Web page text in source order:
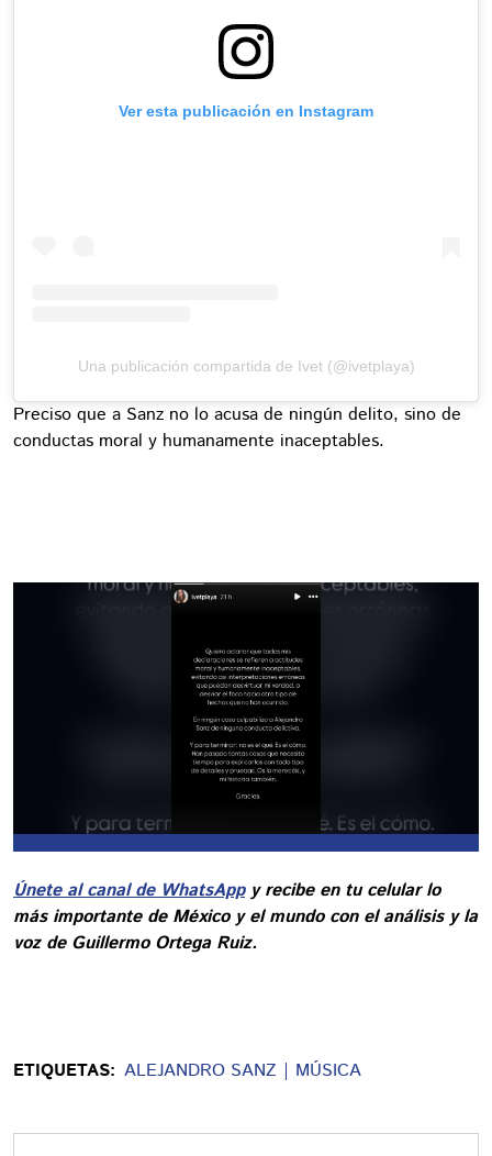
Ver esta publicación en Instagram
Una publicación compartida de Ivet (@ivetplaya)
Preciso que a Sanz no lo acusa de ningún delito, sino de
conductas moral y humanamente inaceptables.
Únete al canal de WhatsAppy recibe en tu celular lo
más importante de México y el mundo con el análisis y la
voz de Guillermo Ortega Ruiz.
ETIQUETAS: ALEJANDRO SANZ MÚSICA